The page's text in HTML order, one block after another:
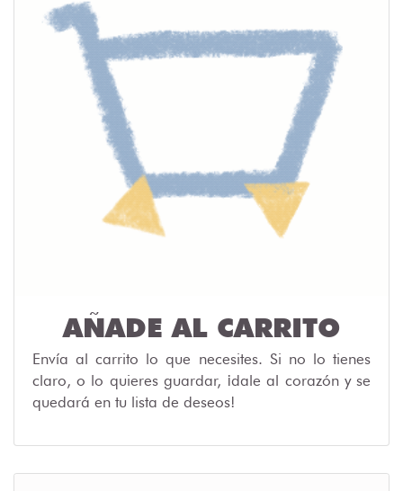
AÑADE AL CARRITO
Envía al carrito lo que necesites. Si no lo tienes
claro, o lo quieres guardar, ¡dale al corazón y se
quedará en tu lista de deseos!